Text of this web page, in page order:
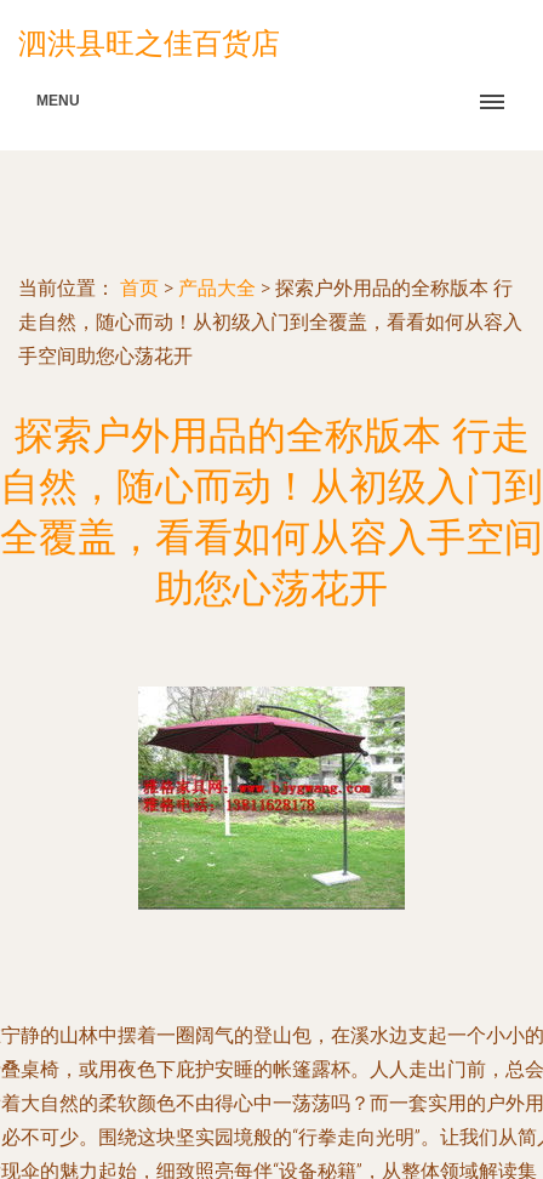
泗洪县旺之佳百货店
MENU
当前位置： 首页 > 产品大全 > 探索户外用品的全称版本 行
走自然，随心而动！从初级入门到全覆盖，看看如何从容入
手空间助您心荡花开
探索户外用品的全称版本 行走
自然，随心而动！从初级入门到
全覆盖，看看如何从容入手空间
助您心荡花开
静的山林中摆着一圈阔气的登山包，在溪水边支起一个小小的
桌椅，或用夜色下庇护安睡的帐篷露杯。人人走出门前，总会
大自然的柔软颜色不由得心中一荡荡吗？而一套实用的户外用
不可少。围绕这块坚实园境般的“行拳走向光明”。让我们从简
伞的魅力起始，细致照亮每伴“设备秘籍”，从整体领域解读集